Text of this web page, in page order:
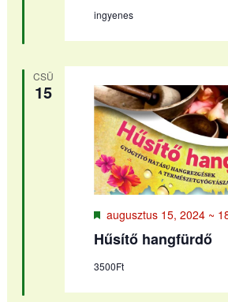
ingyenes
CSÜ
15
Kiemelt
augusztus 15, 2024 ~
Hűsítő hangfürdő
3500Ft